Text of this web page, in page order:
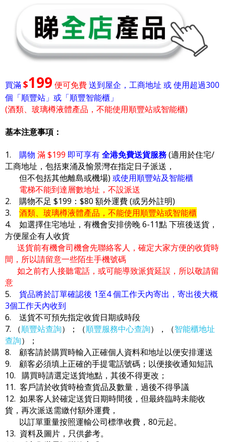
買滿$199 便可免費送到屋企，工商地址 或 使用超過300
個「順豐站」或「順豐智能櫃」
(酒類、玻璃樽液體產品，不能使用順豐站或智能櫃)
基本注意事項：
1. 購物 滿 $199 即可享有全港免費送貨服務(適用於住宅/
工商地址，包括東涌及愉景灣在指定日子派送，
但不包括其他離島或機場) 或使用順豐站及智能櫃
電梯不能到達層數地址，不設派送
2. 購物不足 $199：$80 額外運費 (或另外註明)
3. 酒類、玻璃樽液體產品，不能使用順豐站或智能櫃
4. 如選擇住宅地址，有機會安排傍晚 6-11點 下班後送貨，
方便屋企有人收貨
送貨前有機會司機會先聯絡客人，確定大家方便的收貨時
間，所以請留意一些陌生手機號碼
如之前冇人接聽電話，或可能導致派貨延誤，所以敬請留
意
5. 貨品將於訂單確認後 1至4 個工作天內寄出，寄出後大概
3個工作天內收到
6. 送貨不可預先指定收貨日期或時段
7. （順豐站查詢）；（順豐服務中心查詢），（智能櫃地址
查詢）；
8. 顧客請於購買時輸入正確個人資料和地址以便安排運送
9. 顧客必須填上正確的手提電話號碼；以便接收通知短訊
10. 購買時請選定送貨地點，其後不得更改；
11. 客戶請於收貨時檢查貨品及數量，過後不得爭議
12. 如果客人於確定送貨日期時間後，但最終臨時未能收
貨，再次派送需繳付額外運費，
以訂單重量按照運輸公司標準收費，80元起。
13. 資料及圖片，只供參考。